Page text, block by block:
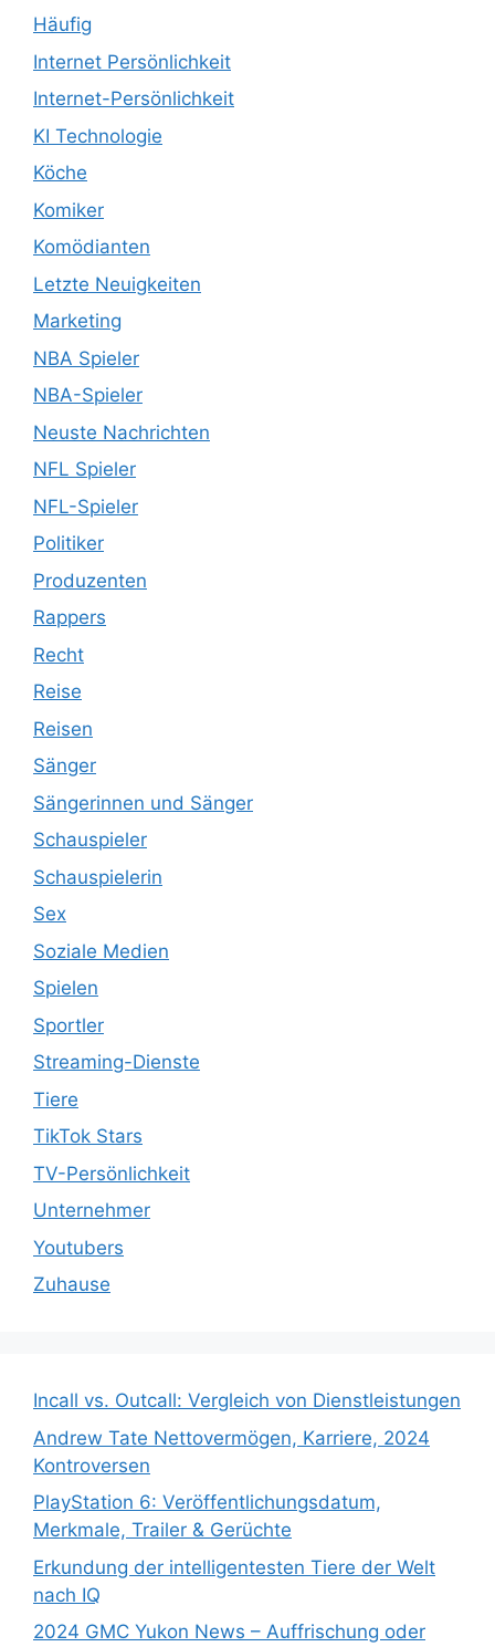
Häufig
Internet Persönlichkeit
Internet-Persönlichkeit
KI Technologie
Köche
Komiker
Komödianten
Letzte Neuigkeiten
Marketing
NBA Spieler
NBA-Spieler
Neuste Nachrichten
NFL Spieler
NFL-Spieler
Politiker
Produzenten
Rappers
Recht
Reise
Reisen
Sänger
Sängerinnen und Sänger
Schauspieler
Schauspielerin
Sex
Soziale Medien
Spielen
Sportler
Streaming-Dienste
Tiere
TikTok Stars
TV-Persönlichkeit
Unternehmer
Youtubers
Zuhause
Incall vs. Outcall: Vergleich von Dienstleistungen
Andrew Tate Nettovermögen, Karriere, 2024
Kontroversen
PlayStation 6: Veröffentlichungsdatum,
Merkmale, Trailer & Gerüchte
Erkundung der intelligentesten Tiere der Welt
nach IQ
2024 GMC Yukon News – Auffrischung oder